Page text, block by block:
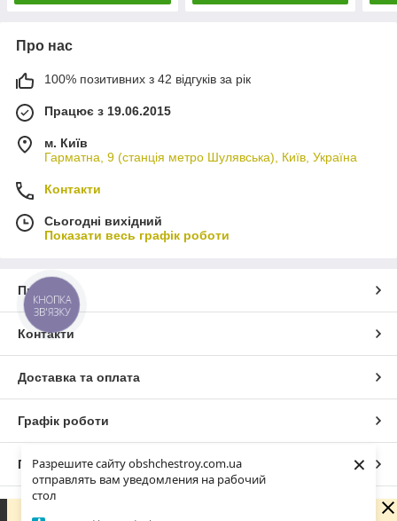
Разрешите сайту obshchestroy.com.ua
отправлять вам уведомления на рабочий
стол
×
Про нас
100% позитивних з 42 відгуків за рік
Працює з 19.06.2015
м. Київ
Гарматна, 9 (станція метро Шулявська), Київ, Україна
Контакти
Сьогодні вихідний
Показати весь графік роботи
Про нас
Контакти
Доставка та оплата
Графік роботи
Повна версія сайту
КНОПКА
ЗВ'ЯЗКУ